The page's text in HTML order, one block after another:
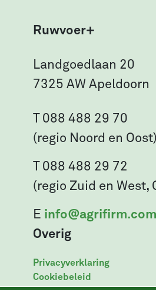
Ruwvoer+
Landgoedlaan 20
7325 AW Apeldoorn
T 088 488 29 70
(regio Noord en Oost)
T 088 488 29 72
(regio Zuid en West,
E info@agrifirm.com
Overig
Privacyverklaring
Cookiebeleid